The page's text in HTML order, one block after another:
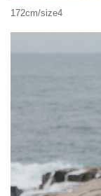
172cm/size4